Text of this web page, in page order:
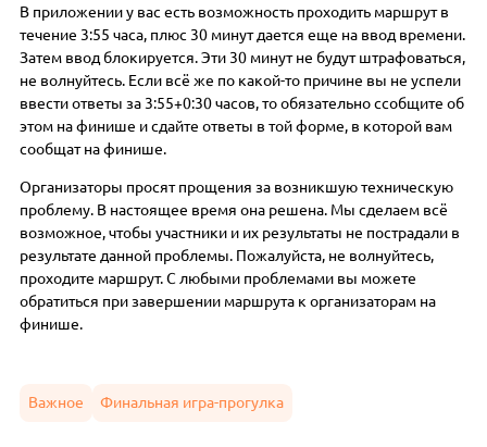
В приложении у вас есть возможность проходить маршрут в
течение 3:55 часа, плюс 30 минут дается еще на ввод времени.
Затем ввод блокируется. Эти 30 минут не будут штрафоваться,
не волнуйтесь. Если всё же по какой-то причине вы не успели
ввести ответы за 3:55+0:30 часов, то обязательно ссобщите об
этом на финише и сдайте ответы в той форме, в которой вам
сообщат на финише.
Организаторы просят прощения за возникшую техническую
проблему. В настоящее время она решена. Мы сделаем всё
возможное, чтобы участники и их результаты не пострадали в
результате данной проблемы. Пожалуйста, не волнуйтесь,
проходите маршрут. С любыми проблемами вы можете
обратиться при завершении маршрута к организаторам на
финише.
Важное Финальная игра-прогулка